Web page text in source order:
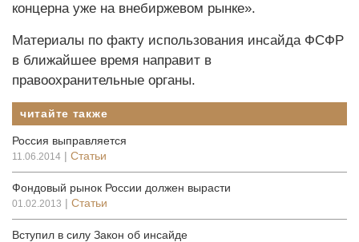
концерна уже на внебиржевом рынке».
Материалы по факту использования инсайда ФСФР
в ближайшее время направит в
правоохранительные органы.
читайте также
Россия выправляется
11.06.2014 | Статьи
Фондовый рынок России должен вырасти
01.02.2013 | Статьи
Вступил в силу Закон об инсайде